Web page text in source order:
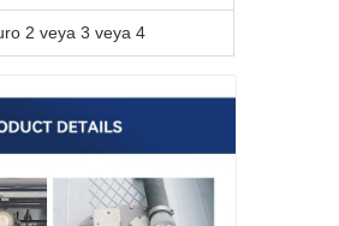
2 veya 3 veya 4